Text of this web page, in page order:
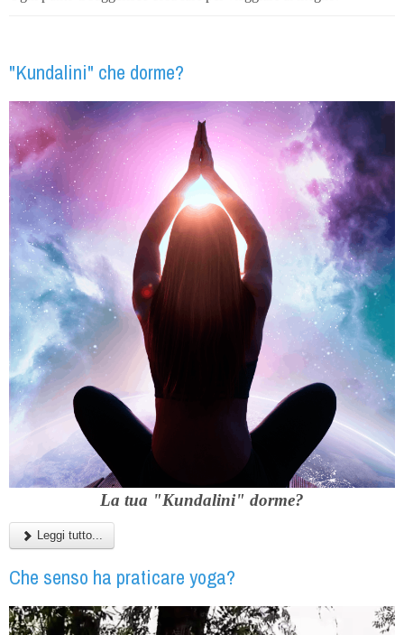
"Kundalini" che dorme?
La tua "Kundalini" dorme?
Leggi tutto...
Che senso ha praticare yoga?